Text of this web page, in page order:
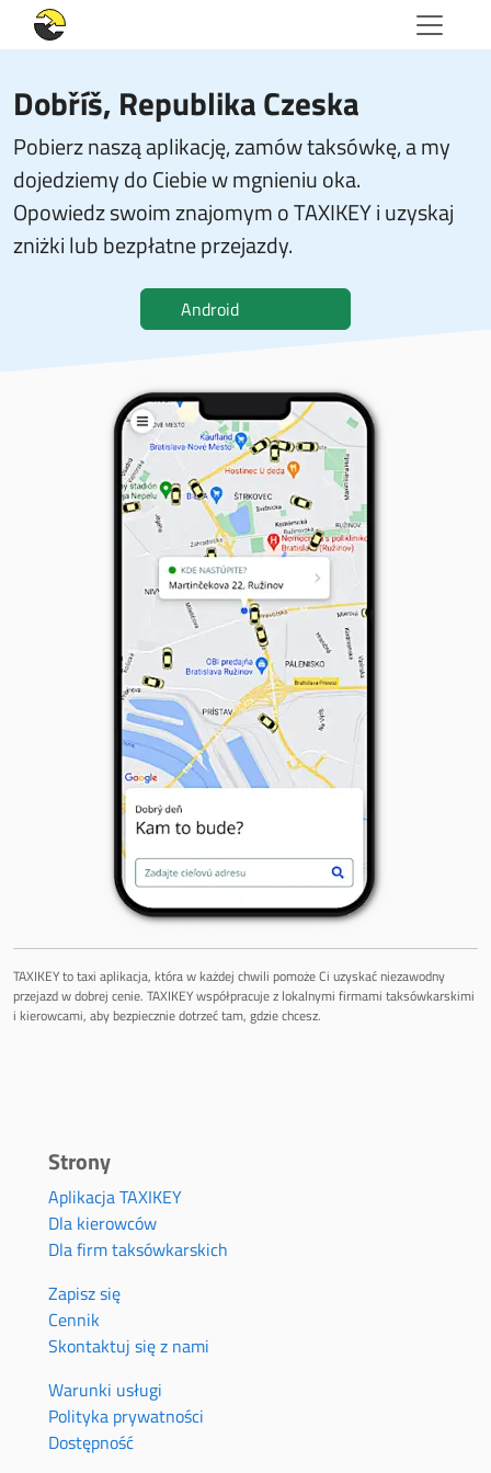
Dobříš, Republika Czeska
Pobierz naszą aplikację, zamów taksówkę, a my
dojedziemy do Ciebie w mgnieniu oka.
Opowiedz swoim znajomym o TAXIKEY i uzyskaj
zniżki lub bezpłatne przejazdy.
Android
TAXIKEY to taxi aplikacja, która w każdej chwili pomoże Ci uzyskać niezawodny
przejazd w dobrej cenie. TAXIKEY współpracuje z lokalnymi firmami taksówkarskimi
i kierowcami, aby bezpiecznie dotrzeć tam, gdzie chcesz.
Strony
Aplikacja TAXIKEY
Dla kierowców
Dla firm taksówkarskich
Zapisz się
Cennik
Skontaktuj się z nami
Warunki usługi
Polityka prywatności
Dostępność